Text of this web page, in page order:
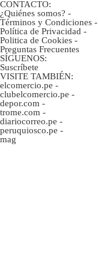
CONTACTO:
¿Quiénes somos? -
Términos y Condiciones -
Política de Privacidad -
Politica de Cookies -
Preguntas Frecuentes
SÍGUENOS:
Suscríbete
VISITE TAMBIÉN:
elcomercio.pe -
clubelcomercio.pe -
depor.com -
trome.com -
diariocorreo.pe -
peruquiosco.pe -
mag